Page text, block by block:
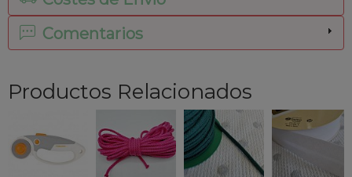
Comentarios
Productos Relacionados